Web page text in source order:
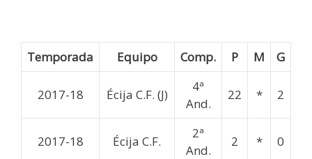
Temporada Equipo Comp. P M G
2017-18 Écija C.F. (J)
4ª
And.
22 * 2
2017-18 Écija C.F.
2ª
And.
2 * 0